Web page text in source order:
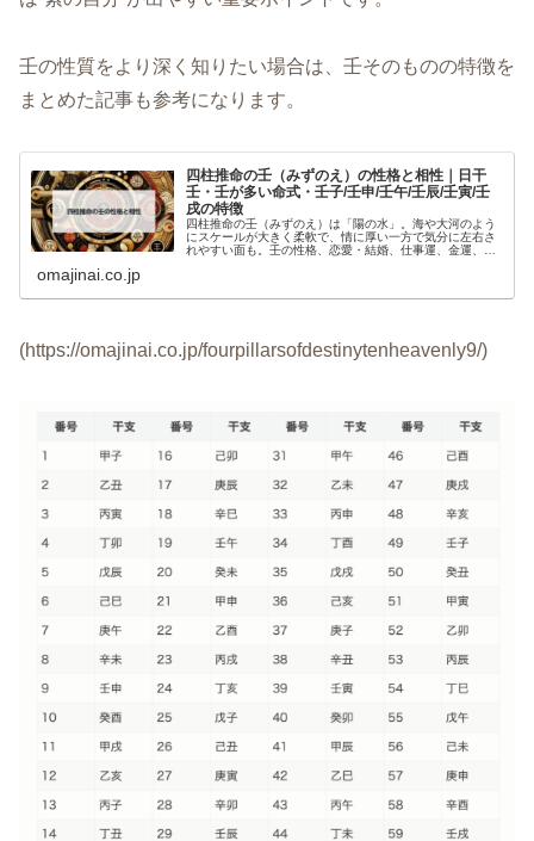
壬の性質をより深く知りたい場合は、壬そのものの特徴を
まとめた記事も参考になります。
四柱推命の壬（みずのえ）の性格と相性｜日干
壬・壬が多い命式・壬子/壬申/壬午/壬辰/壬寅/壬
戌の特徴
四柱推命の壬（みずのえ）は「陽の水」。海や大河のよう
にスケールが大きく柔軟で、情に厚い一方で気分に左右さ
れやすい面も。壬の性格、恋愛・結婚、仕事運、金運、健
omajinai.co.jp
(https://omajinai.co.jp/fourpillarsofdestinytenheavenly9/)